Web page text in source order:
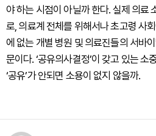
야 하는 시점이 아닐까 한다. 실제 의료
로, 의료계 전체를 위해서나 초고령 사
에 없는 개별 병원 및 의료진들의 서바
문이다. ‘공유의사결정’이 갖고 있는 소
‘공유’가 안되면 소용이 없지 않을까.